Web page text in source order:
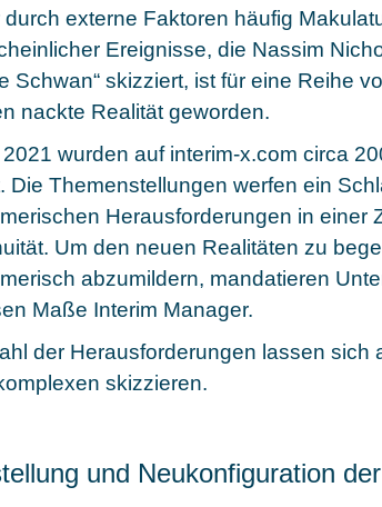
durch externe Faktoren häufig
Ereignisse, die Nassim
Schwan“ skizziert, ist für eine Reihe
nackte Realität geworden.
wurden auf interim-x.com circa
Die Themenstellungen werfen ein
Herausforderungen in einer
Um den neuen Realitäten zu
abzumildern, mandatieren
Maße Interim Manager.
der Herausforderungen lassen sich
skizzieren.
und Neukonfiguration